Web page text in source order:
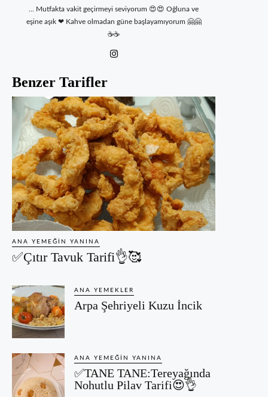
... Mutfakta vakit geçirmeyi seviyorum 😍😍 Oğluna ve
eşine aşık ❤ Kahve olmadan güne başlayamıyorum 🤗🤗
☕☕
Benzer Tarifler
ANA YEMEĞIN YANINA
✅Çıtır Tavuk Tarifi👌🥰
ANA YEMEKLER
Arpa Şehriyeli Kuzu İncik
ANA YEMEĞIN YANINA
✅TANE TANE:Tereyağında
Nohutlu Pilav Tarifi😍👌